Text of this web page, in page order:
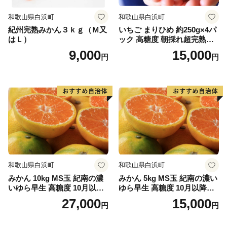
ご理解とご協力を賜りますようお願い申し上げます。
和歌山県白浜町
紀州完熟みかん３ｋｇ（Ｍ又
はＬ）
9,000円
和歌山県白浜町
いちご まりひめ 約250g×4パ
ック 高糖度 朝採れ超完熟ま
りひめ 1月以降発送分15,000円
和歌山県白浜町
みかん 10kg MS玉 紀南の濃
いゆら早生 高糖度 10月以降
発送 マルチ被覆栽培27,000円
和歌山県白浜町
みかん 5kg MS玉 紀南の濃い
ゆら早生 高糖度 10月以降発
送 マルチ被覆栽培15,000円